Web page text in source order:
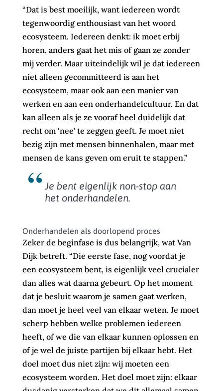
“Dat is best moeilijk, want iedereen wordt
tegenwoordig enthousiast van het woord
ecosysteem. Iedereen denkt: ik moet erbij
horen, anders gaat het mis of gaan ze zonder
mij verder. Maar uiteindelijk wil je dat iedereen
niet alleen gecommitteerd is aan het
ecosysteem, maar ook aan een manier van
werken en aan een onderhandelcultuur. En dat
kan alleen als je ze vooraf heel duidelijk dat
recht om ‘nee’ te zeggen geeft. Je moet niet
bezig zijn met mensen binnenhalen, maar met
mensen de kans geven om eruit te stappen.”
Je bent eigenlijk non-stop aan
het onderhandelen.
Onderhandelen als doorlopend proces
Zeker de beginfase is dus belangrijk, wat Van
Dijk betreft. “Die eerste fase, nog voordat je
een ecosysteem bent, is eigenlijk veel crucialer
dan alles wat daarna gebeurt. Op het moment
dat je besluit waarom je samen gaat werken,
dan moet je heel veel van elkaar weten. Je moet
scherp hebben welke problemen iedereen
heeft, of we die van elkaar kunnen oplossen en
of je wel de juiste partijen bij elkaar hebt. Het
doel moet dus niet zijn: wij moeten een
ecosysteem worden. Het doel moet zijn: elkaar